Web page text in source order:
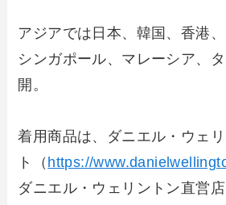
アジアでは日本、韓国、香港、
シンガポール、マレーシア、
開。
着用商品は、ダニエル・ウェ
ト（ https://
ダニエル・ウェリントン直営